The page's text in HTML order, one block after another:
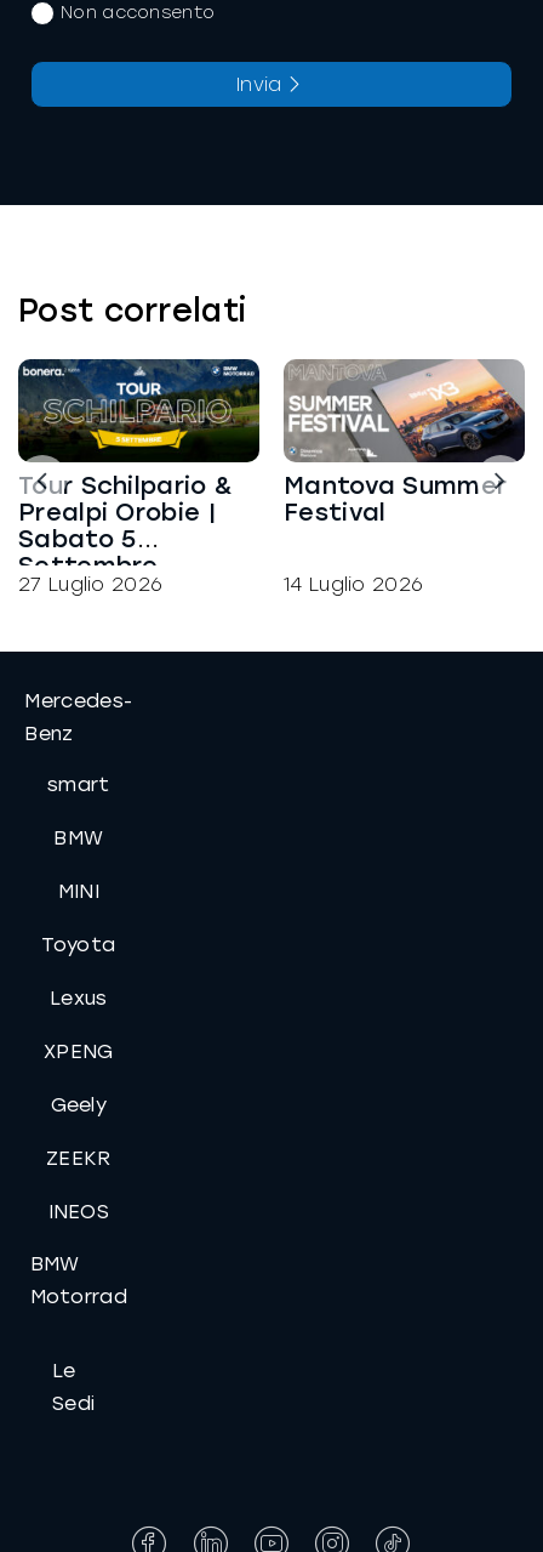
Non acconsento
Richiesta inviata con successo.
La richiesta non è stata inviata, la
Invia
Post correlati
Tour Schilpario &
Prealpi Orobie |
Sabato 5
Settembre
27 Luglio 2026
Mantova Summer
Festival
14 Luglio 2026
Mercedes-
Benz
smart
BMW
MINI
Toyota
Lexus
XPENG
Geely
ZEEKR
INEOS
BMW
Motorrad
Le
Sedi
Facebook
LinkedInYouTubeInstagram